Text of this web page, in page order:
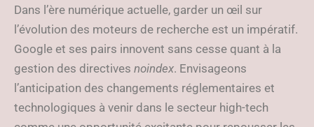
Dans l’ère numérique actuelle, garder un œil sur
l’évolution des moteurs de recherche est un impératif.
Google et ses pairs innovent sans cesse quant à la
gestion des directives noindex. Envisageons
l’anticipation des changements réglementaires et
technologiques à venir dans le secteur high-tech